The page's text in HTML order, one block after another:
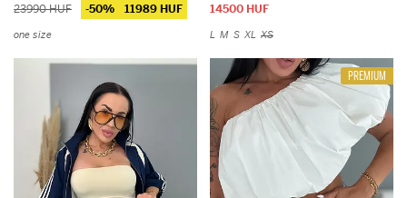
23990 HUF -50% 11989 HUF
one size
14500 HUF
L M S XL XS
PREMIUM